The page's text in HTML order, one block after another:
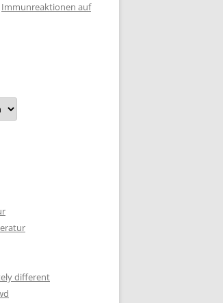
Immunreaktionen auf
different